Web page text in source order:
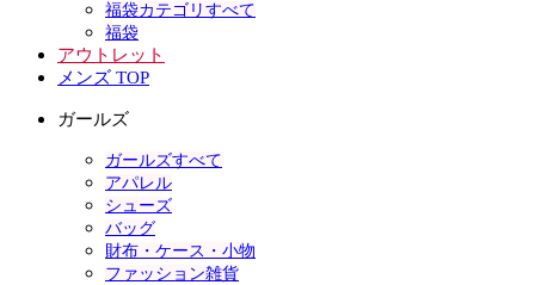
福袋カテゴリすべて
福袋
アウトレット
メンズ TOP
ガールズ
ガールズすべて
アパレル
シューズ
バッグ
財布・ケース・小物
ファッション雑貨